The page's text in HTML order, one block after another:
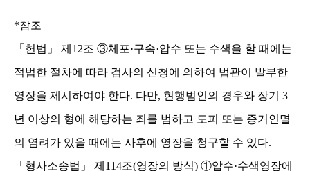
*참조
「 헌법 」 제 12조 ③체포·구속·압수 또는 수색을 할 때에는
적법한 절차에 따라 검사의 신청에 의하여 법관이 발부한
영장을 제시하여야 한다. 다만, 현행범인의 경우와 장기 3
년 이상의 형에 해당하는 죄를 범하고 도피 또는 증거인멸
의 염려가 있을 때에는 사후에 영장을 청구할 수 있다.
「 형사소송법 」 제 114조(영장의 방식) ①압수·수색영장에